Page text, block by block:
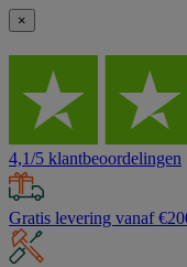
×
4,1/5 klantbeoordelingen
Gratis levering vanaf